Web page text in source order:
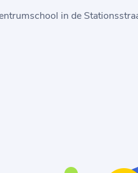
in de